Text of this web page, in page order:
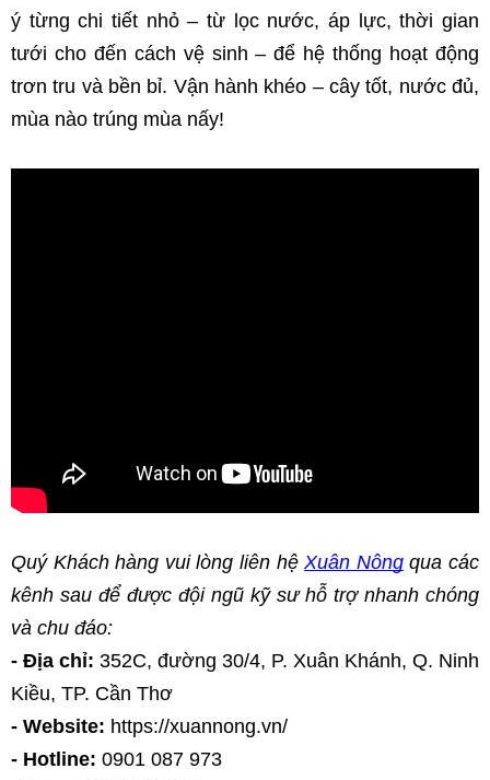
ý từng chi tiết nhỏ – từ lọc nước, áp lực, thời gian
tưới cho đến cách vệ sinh – để hệ thống hoạt động
trơn tru và bền bỉ. Vận hành khéo – cây tốt, nước đủ,
mùa nào trúng mùa nấy!
Quý Khách hàng vui lòng liên hệ Xuân Nông qua các
kênh sau để được đội ngũ kỹ sư hỗ trợ nhanh chóng
và chu đáo:
- Địa chỉ: 352C, đường 30/4, P. Xuân Khánh, Q. Ninh
Kiều, TP. Cần Thơ
- Website: https://xuannong.vn/
- Hotline: 0901 087 973